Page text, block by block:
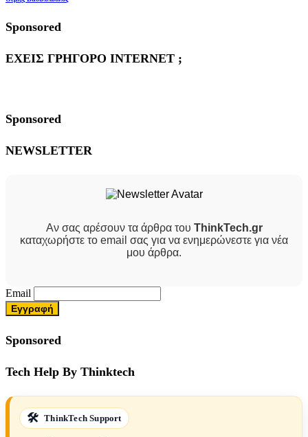
Sponsored
ΕΧΕΙΣ ΓΡΗΓΟΡΟ INTERNET ;
Sponsored
NEWSLETTER
Αν σας αρέσουν τα άρθρα του ThinkTech.gr
καταχωρήστε το email σας για να ενημερώνεστε για νέα
μου άρθρα.
Email
Sponsored
Tech Help By Thinktech
ThinkTech Support